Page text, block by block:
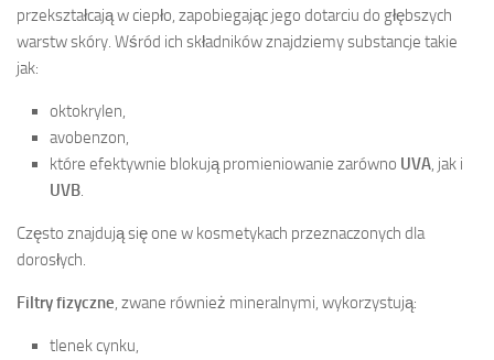
przekształcają w ciepło, zapobiegając jego dotarciu do głębszych
warstw skóry. Wśród ich składników znajdziemy substancje takie
jak:
oktokrylen,
avobenzon,
które efektywnie blokują promieniowanie zarówno UVA, jak i
UVB.
Często znajdują się one w kosmetykach przeznaczonych dla
dorosłych.
Filtry fizyczne, zwane również mineralnymi, wykorzystują:
tlenek cynku,